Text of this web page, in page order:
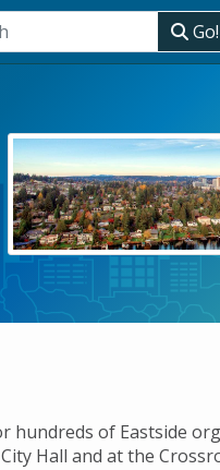
Go!
hundreds of Eastside
Hall and at the